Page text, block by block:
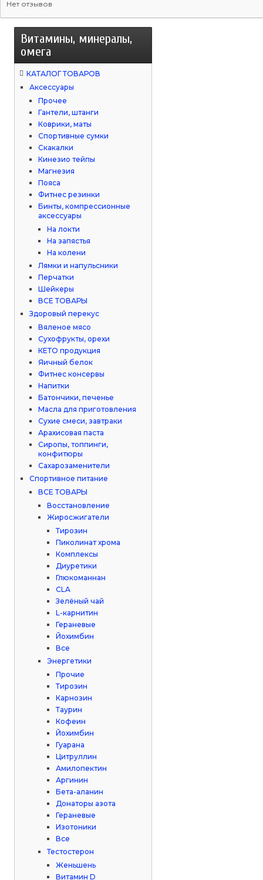
Нет отзывов
Витамины, минералы,
омега
КАТАЛОГ ТОВАРОВ
Аксессуары
Прочее
Гантели, штанги
Коврики, маты
Спортивные сумки
Скакалки
Кинезио тейпы
Магнезия
Пояса
Фитнес резинки
Бинты, компрессионные
аксессуары
На локти
На запястья
На колени
Лямки и напульсники
Перчатки
Шейкеры
ВСЕ ТОВАРЫ
Здоровый перекус
Вяленое мясо
Сухофрукты, орехи
КЕТО продукция
Яичный белок
Фитнес консервы
Напитки
Батончики, печенье
Масла для приготовления
Сухие смеси, завтраки
Арахисовая паста
Сиропы, топпинги,
конфитюры
Сахарозаменители
Спортивное питание
ВСЕ ТОВАРЫ
Восстановление
Жиросжигатели
Тирозин
Пиколинат хрома
Комплексы
Диуретики
Глюкоманнан
CLA
Зелёный чай
L-карнитин
Гераневые
Йохимбин
Все
Энергетики
Прочие
Тирозин
Карнозин
Таурин
Кофеин
Йохимбин
Гуарана
Цитруллин
Амилопектин
Аргинин
Бета-аланин
Донаторы азота
Гераневые
Изотоники
Все
Тестостерон
Женьшень
Витамин D